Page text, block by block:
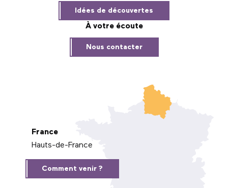
Idées de découvertes
À votre écoute
Nous contacter
France
Hauts-de-France
Comment venir ?